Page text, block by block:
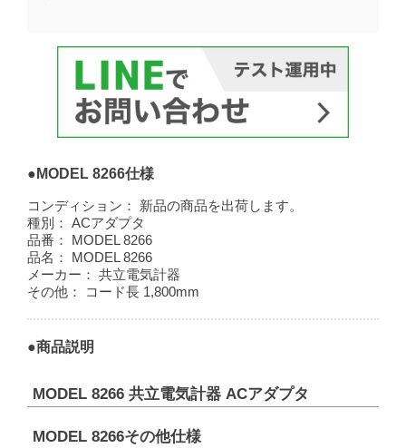
●MODEL 8266仕様
コンディション：
新品の商品を出荷します。
種別：
ACアダプタ
品番：
MODEL 8266
品名：
MODEL 8266
メーカー：
共立電気計器
その他：
コード長 1,800mm
●商品説明
MODEL 8266 共立電気計器 ACアダプタ
MODEL 8266その他仕様